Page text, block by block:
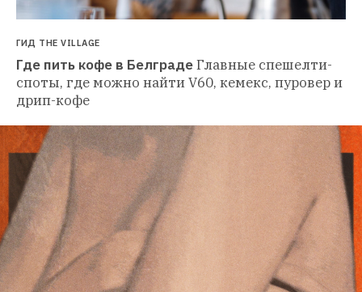
ГИД THE VILLAGE
Где пить кофе в БелградеГлавные спешелти-
споты, где можно найти V60, кемекс, пуровер и
дрип-кофе